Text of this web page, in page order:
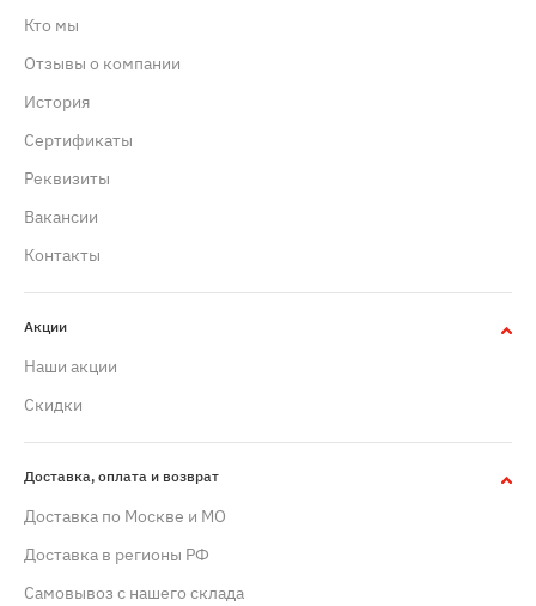
Кто мы
Отзывы о компании
История
Сертификаты
Реквизиты
Вакансии
Контакты
Акции
Наши акции
Скидки
Доставка, оплата и возврат
Доставка по Москве и МО
Доставка в регионы РФ
Самовывоз с нашего склада